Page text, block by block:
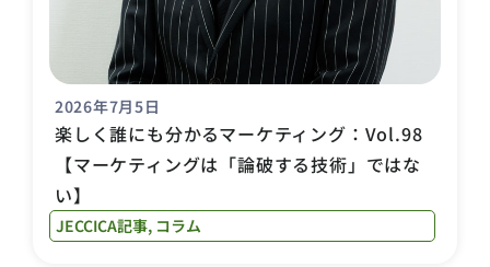
2026年7月5日
楽しく誰にも分かるマーケティング：Vol.98
【マーケティングは「論破する技術」ではな
い】
JECCICA記事, コラム